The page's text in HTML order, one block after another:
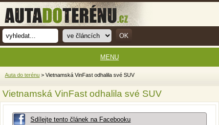
Auta do terénu > Vietnamská VinFast odhalila své SUV
Vietnamská VinFast odhalila své SUV
Sdílejte tento článek na Facebooku
MENU